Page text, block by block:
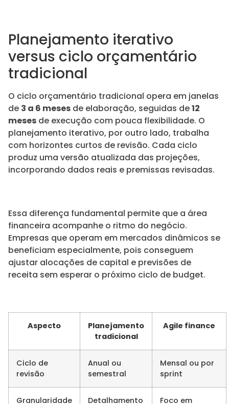
Planejamento iterativo
versus ciclo orçamentário
tradicional
O ciclo orçamentário tradicional opera em janelas
de 3 a 6 meses de elaboração, seguidas de12
meses de execução com pouca flexibilidade. O
planejamento iterativo, por outro lado, trabalha
com horizontes curtos de revisão. Cada ciclo
produz uma versão atualizada das projeções,
incorporando dados reais e premissas revisadas.
Essa diferença fundamental permite que a área
financeira acompanhe o ritmo do negócio.
Empresas que operam em mercados dinâmicos se
beneficiam especialmente, pois conseguem
ajustar alocações de capital e previsões de
receita sem esperar o próximo ciclo de budget.
Aspecto
Planejamento
tradicional
Agile finance
Ciclo de
revisão
Anual ou
semestral
Mensal ou por
sprint
Granularidade Detalhamento Foco em